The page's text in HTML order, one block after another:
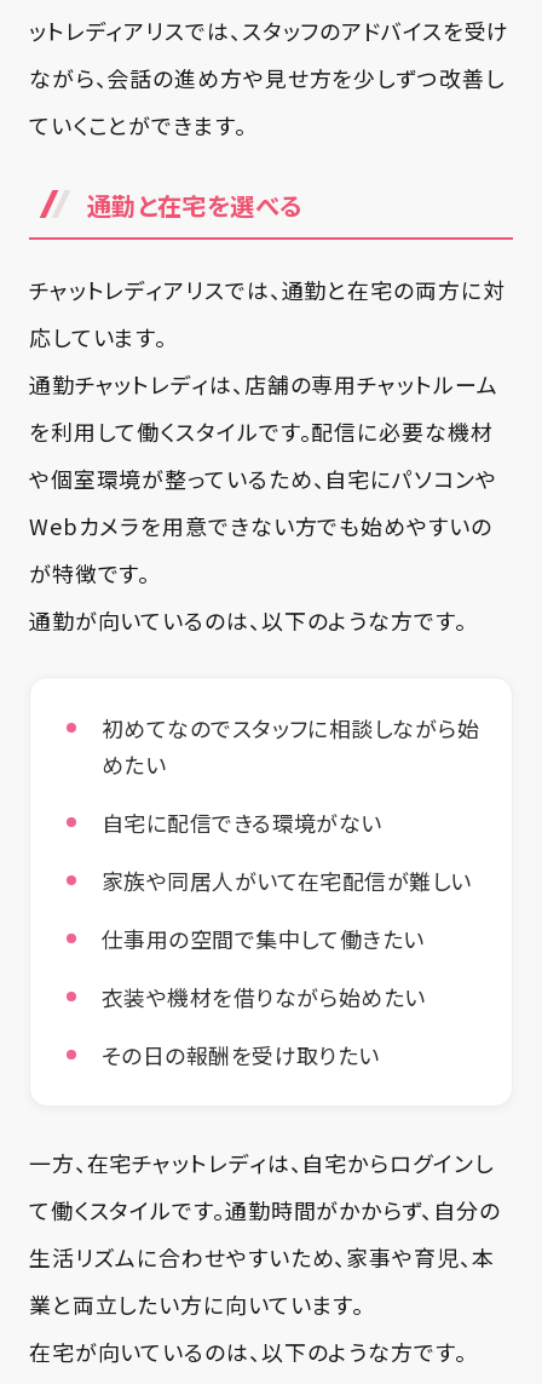
ットレディアリスでは、スタッフのアドバイスを受け
ながら、会話の進め方や見せ方を少しずつ改善し
ていくことができます。
通勤と在宅を選べる
チャットレディアリスでは、通勤と在宅の両方に対
応しています。
通勤チャットレディは、店舗の専用チャットルーム
を利用して働くスタイルです。配信に必要な機材
や個室環境が整っているため、自宅にパソコンや
Webカメラを用意できない方でも始めやすいの
が特徴です。
通勤が向いているのは、以下のような方です。
初めてなのでスタッフに相談しながら始
めたい
自宅に配信できる環境がない
家族や同居人がいて在宅配信が難しい
仕事用の空間で集中して働きたい
衣装や機材を借りながら始めたい
その日の報酬を受け取りたい
一方、在宅チャットレディは、自宅からログインし
て働くスタイルです。通勤時間がかからず、自分の
生活リズムに合わせやすいため、家事や育児、本
業と両立したい方に向いています。
在宅が向いているのは、以下のような方です。